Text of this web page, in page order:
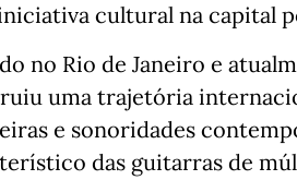
cultural na capital
no Rio de Janeiro e
uma trajetória
e sonoridades
das guitarras de